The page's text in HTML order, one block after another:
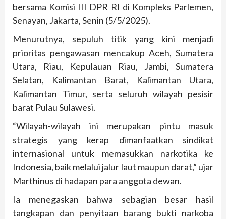
bersama Komisi III DPR RI di Kompleks Parlemen,
Senayan, Jakarta, Senin (5/5/2025).
Menurutnya, sepuluh titik yang kini menjadi
prioritas pengawasan mencakup Aceh, Sumatera
Utara, Riau, Kepulauan Riau, Jambi, Sumatera
Selatan, Kalimantan Barat, Kalimantan Utara,
Kalimantan Timur, serta seluruh wilayah pesisir
barat Pulau Sulawesi.
“Wilayah-wilayah ini merupakan pintu masuk
strategis yang kerap dimanfaatkan sindikat
internasional untuk memasukkan narkotika ke
Indonesia, baik melalui jalur laut maupun darat,” ujar
Marthinus di hadapan para anggota dewan.
Ia menegaskan bahwa sebagian besar hasil
tangkapan dan penyitaan barang bukti narkoba